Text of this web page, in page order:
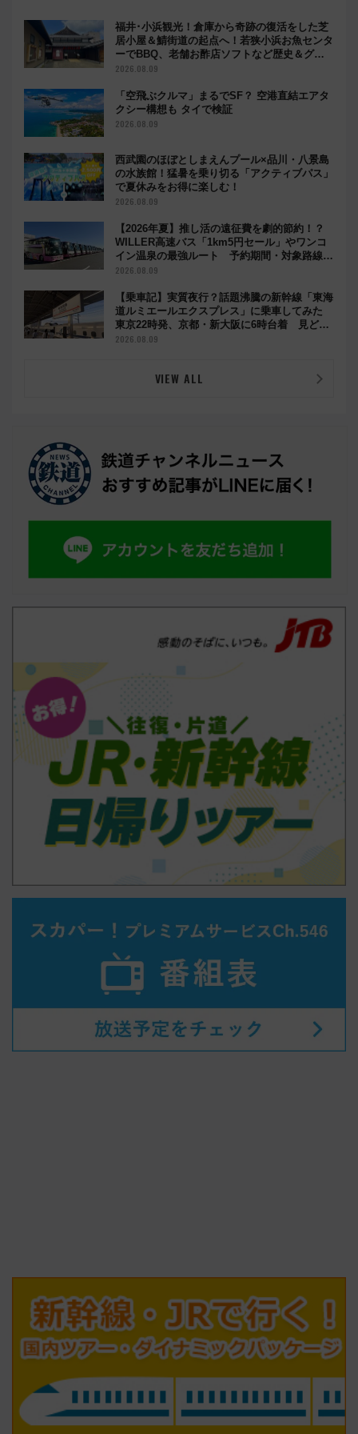
福井･小浜観光！倉庫から奇跡の復活をした芝
居小屋＆鯖街道の起点へ！若狭小浜お魚センタ
ーでBBQ、老舗お酢店ソフトなど歴史＆グル
メ散歩
2026.08.09
「空飛ぶクルマ」まるでSF？ 空港直結エアタ
クシー構想も タイで検証
2026.08.09
西武園のほぼとしまえんプール×品川・八景島
の水族館！猛暑を乗り切る「アクティブパス」
で夏休みをお得に楽しむ！
2026.08.09
【2026年夏】推し活の遠征費を劇的節約！？
WILLER高速バス「1km5円セール」やワンコ
イン温泉の最強ルート 予約期間・対象路線ま
とめ
2026.08.09
【乗車記】実質夜行？話題沸騰の新幹線「東海
道ルミエールエクスプレス」に乗車してみた
東京22時発、京都・新大阪に6時台着 見どこ
ろは岐阜羽島の素晴らし過ぎる朝
2026.08.09
VIEW ALL